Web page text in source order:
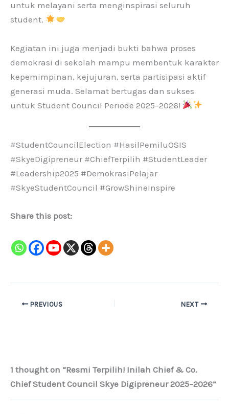
untuk melayani serta menginspirasi seluruh
student.
Kegiatan ini juga menjadi bukti bahwa proses
demokrasi di sekolah mampu membentuk karakter
kepemimpinan, kejujuran, serta partisipasi aktif
generasi muda. Selamat bertugas dan sukses
untuk Student Council Periode 2025–2026!
#StudentCouncilElection #HasilPemiluOSIS
#SkyeDigipreneur #ChiefTerpilih #StudentLeader
#Leadership2025 #DemokrasiPelajar
#SkyeStudentCouncil #GrowShineInspire
Share this post:
PREVIOUS NEXT
1 thought on “Resmi Terpilih! Inilah Chief & Co.
Chief Student Council Skye Digipreneur 2025–2026”